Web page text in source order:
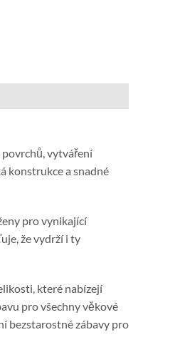
vytváření
konstrukce a snadné
pro vynikající
že vydrží i ty
které nabízejí
pro všechny věkové
bezstarostné zábavy pro